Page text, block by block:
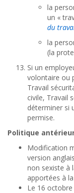
la
un «
du
la
(la
Si un
volontaire ou
Travail
civile, Travail
déterminer si
permise.
Politique
Modification
version
non sexiste à
apportées à la
Le 16 octobre